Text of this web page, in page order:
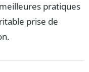
pratiques
prise de